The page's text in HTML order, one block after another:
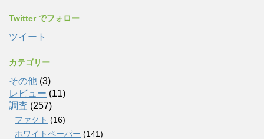
Twitter でフォロー
ツイート
カテゴリー
その他 (3)
レビュー (11)
調査 (257)
ファクト (16)
ホワイトペーパー (141)